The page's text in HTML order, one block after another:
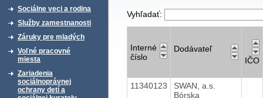
Sociálne veci a rodina
Služby zamestnanosti
Záruky pre mladých
Voľné pracovné
miesta
Zariadenia
sociálnoprávnej
ochrany detí a
Vyhľadať:
Interné
číslo
Dodávateľ
IČO
11340123
SWAN, a.s.
Bórska